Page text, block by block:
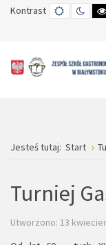
Kontrast TRYB
DOMYŚLNY
TRYB
Jesteś tutaj: Start
Turniej
Utworzono: 13